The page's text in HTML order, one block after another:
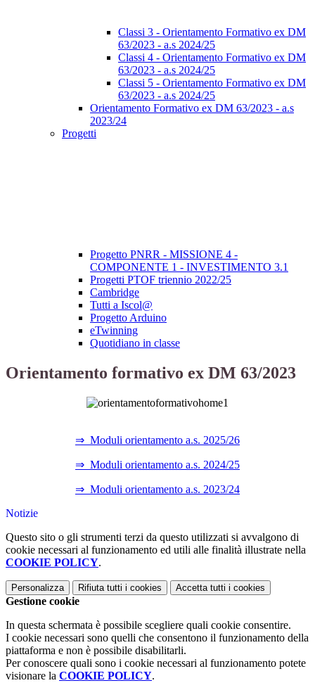
Classi 3 - Orientamento Formativo ex DM
63/2023 - a.s 2024/25
Classi 4 - Orientamento Formativo ex DM
63/2023 - a.s 2024/25
Classi 5 - Orientamento Formativo ex DM
63/2023 - a.s 2024/25
Orientamento Formativo ex DM 63/2023 - a.s
2023/24
Progetti
Progetto PNRR - MISSIONE 4 -
COMPONENTE 1 - INVESTIMENTO 3.1
Progetti PTOF triennio 2022/25
Cambridge
Tutti a Iscol@
Progetto Arduino
eTwinning
Quotidiano in classe
Orientamento formativo ex DM 63/2023
⇒ Moduli orientamento a.s. 2025/26
⇒ Moduli orientamento a.s. 2024/25
⇒ Moduli orientamento a.s. 2023/24
Notizie
Questo sito o gli strumenti terzi da questo utilizzati si avvalgono di
cookie necessari al funzionamento ed utili alle finalità illustrate nella
COOKIE POLICY.
Personalizza Rifiuta tutti i cookies Accetta tutti i cookies
Gestione cookie
In questa schermata è possibile scegliere quali cookie consentire.
I cookie necessari sono quelli che consentono il funzionamento della
piattaforma e non è possibile disabilitarli.
Per conoscere quali sono i cookie necessari al funzionamento potete
visionare la COOKIE POLICY.